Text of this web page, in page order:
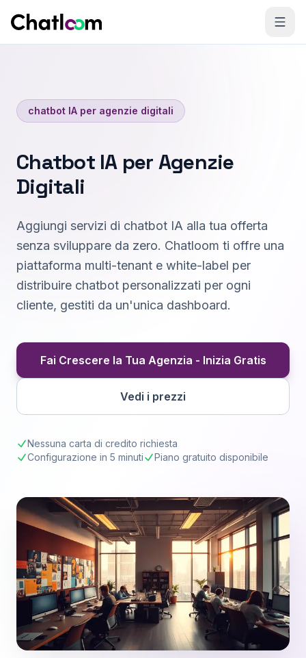
chatbot IA per agenzie digitali
Chatbot IA per Agenzie
Digitali
Aggiungi servizi di chatbot IA alla tua offerta
senza sviluppare da zero. Chatloom ti offre una
piattaforma multi-tenant e white-label per
distribuire chatbot personalizzati per ogni
cliente, gestiti da un'unica dashboard.
Fai Crescere la Tua Agenzia - Inizia Gratis
Vedi i prezzi
Nessuna carta di credito richiesta
Configurazione in 5 minuti
Piano gratuito disponibile